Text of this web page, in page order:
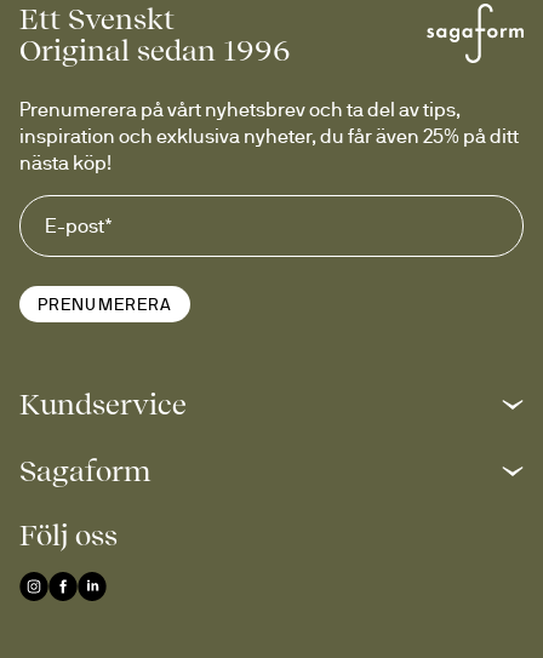
Ett Svenskt
Original sedan 1996
Prenumerera på vårt nyhetsbrev och ta del av tips,
inspiration och exklusiva nyheter, du får även 25% på ditt
nästa köp!
PRENUMERERA
Kundservice
Sagaform
Följ oss